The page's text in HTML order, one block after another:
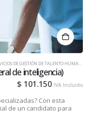
DE GESTIÓN DE TALENTO HUMANO PARA EMPRESAS
de inteligencia)
Con esta
de un candidato para
$ 101.150 IVA Incluido